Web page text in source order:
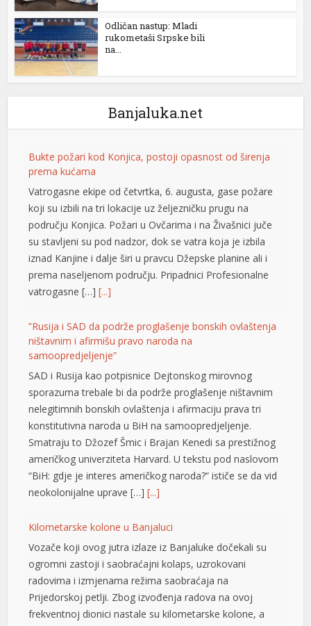
Odličan nastup: Mladi
rukometaši Srpske bili
na...
Banjaluka.net
Bukte požari kod Konjica, postoji opasnost od širenja
prema kućama
Vatrogasne ekipe od četvrtka, 6. augusta, gase požare
koji su izbili na tri lokacije uz željezničku prugu na
području Konjica. Požari u Ovčarima i na Živašnici juče
su stavljeni su pod nadzor, dok se vatra koja je izbila
iznad Kanjine i dalje širi u pravcu Džepske planine ali i
prema naseljenom području. Pripadnici Profesionalne
vatrogasne […][...]
”Rusija i SAD da podrže proglašenje bonskih ovlaštenja
ništavnim i afirmišu pravo naroda na
samoopredjeljenje”
SAD i Rusija kao potpisnice Dejtonskog mirovnog
sporazuma trebale bi da podrže proglašenje ništavnim
nelegitimnih bonskih ovlaštenja i afirmaciju prava tri
konstitutivna naroda u BiH na samoopredjeljenje.
Smatraju to Džozef Šmic i Brajan Kenedi sa prestižnog
američkog univerziteta Harvard. U tekstu pod naslovom
“BiH: gdje je interes američkog naroda?” ističe se da vid
neokolonijalne uprave […][...]
Kilometarske kolone u Banjaluci
Vozače koji ovog jutra izlaze iz Banjaluke dočekali su
ogromni zastoji i saobraćajni kolaps, uzrokovani
radovima i izmjenama režima saobraćaja na
Prijedorskoj petlji. Zbog izvođenja radova na ovoj
frekventnoj dionici nastale su kilometarske kolone, a